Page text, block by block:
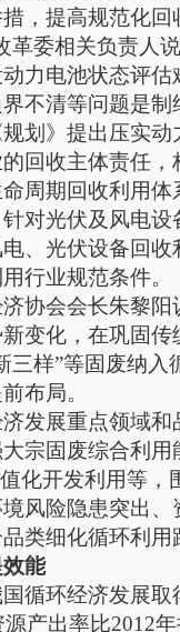
，提高规范化回
革委相关负责人说
力电池状态评估
不清等问题是制
划》提出压实动
回收主体责任，
周期回收利用体
对光伏及风电设
、光伏设备回收
行业规范条件。
协会会长朱黎阳
变化，在巩固传
三样”等固废纳入
布局。
发展重点领域和
宗固废综合利用
化开发利用等，
风险隐患突出、
类细化循环利用
能
循环经济发展取
产出率比2012年